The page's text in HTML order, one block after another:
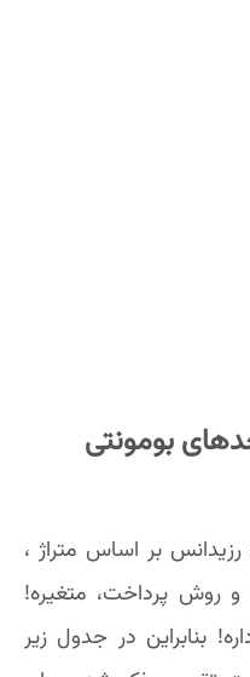
بومونتی
بر اساس متراژ ،
و روش پرداخت، متغیره!
بنابراین در جدول زیر